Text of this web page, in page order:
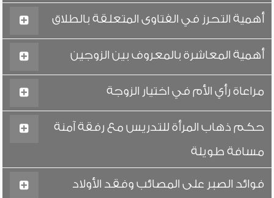
أهمية التحرز في الفتاوى المتعلقة بالطلاق
أهمية المعاشرة بالمعروف بين الزوجين
مراعاة رأي الأم في اختيار الزوجة
حكم ذهاب المرأة للتدريس مع رفقة آمنة
مسافة طويلة
فوائد الصبر على المصائب وفقد الأولاد